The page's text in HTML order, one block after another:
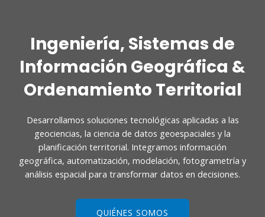
Ingeniería, Sistemas de
Información Geográfica &
Ordenamiento Territorial
Desarrollamos soluciones tecnológicas aplicadas a las
geociencias, la ciencia de datos geoespaciales y la
planificación territorial. Integramos información
geográfica, automatización, modelación, fotogrametría y
análisis espacial para transformar datos en decisiones.
QUIÉNES SOMOS